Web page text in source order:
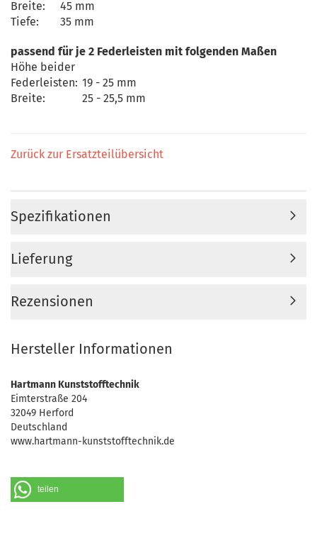
Breite:
45 mm
Tiefe:
35 mm
passend für je 2 Federleisten mit folgenden Maßen
Höhe beider
Federleisten: 19 - 25 mm
Breite:
25 - 25,5 mm
Zurück zur Ersatzteilübersicht
Spezifikationen
Lieferung
Rezensionen
Hersteller Informationen
Hartmann Kunststofftechnik
Eimterstraße 204
32049 Herford
Deutschland
www.hartmann-kunststofftechnik.de
teilen